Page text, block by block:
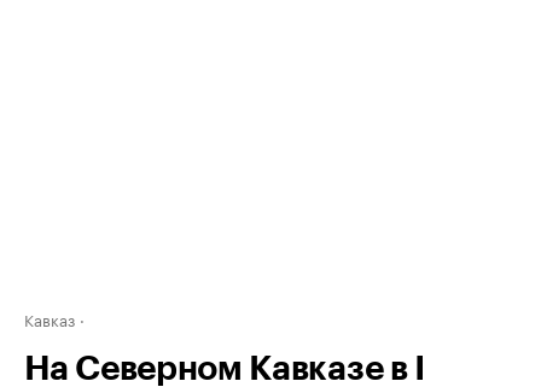
Кавказ
На Северном Кавказе в I